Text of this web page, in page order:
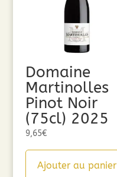
Domaine
Martinolles
Pinot Noir
(75cl) 2025
9,65€
Ajouter au panier